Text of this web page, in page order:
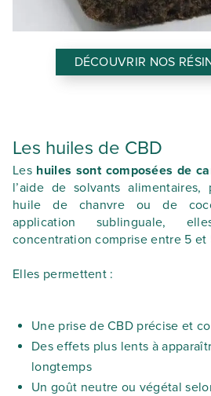
DÉCOUVRIR NOS
Les huiles de CBD
Leshuiles sont composées de
l’aide de solvants
huile de chanvre ou de
application sublinguale,
concentration comprise entre 5 et
Elles permettent :
Une prise de CBD précise et
Des effets plus lents à
longtemps
Un goût neutre ou végétal